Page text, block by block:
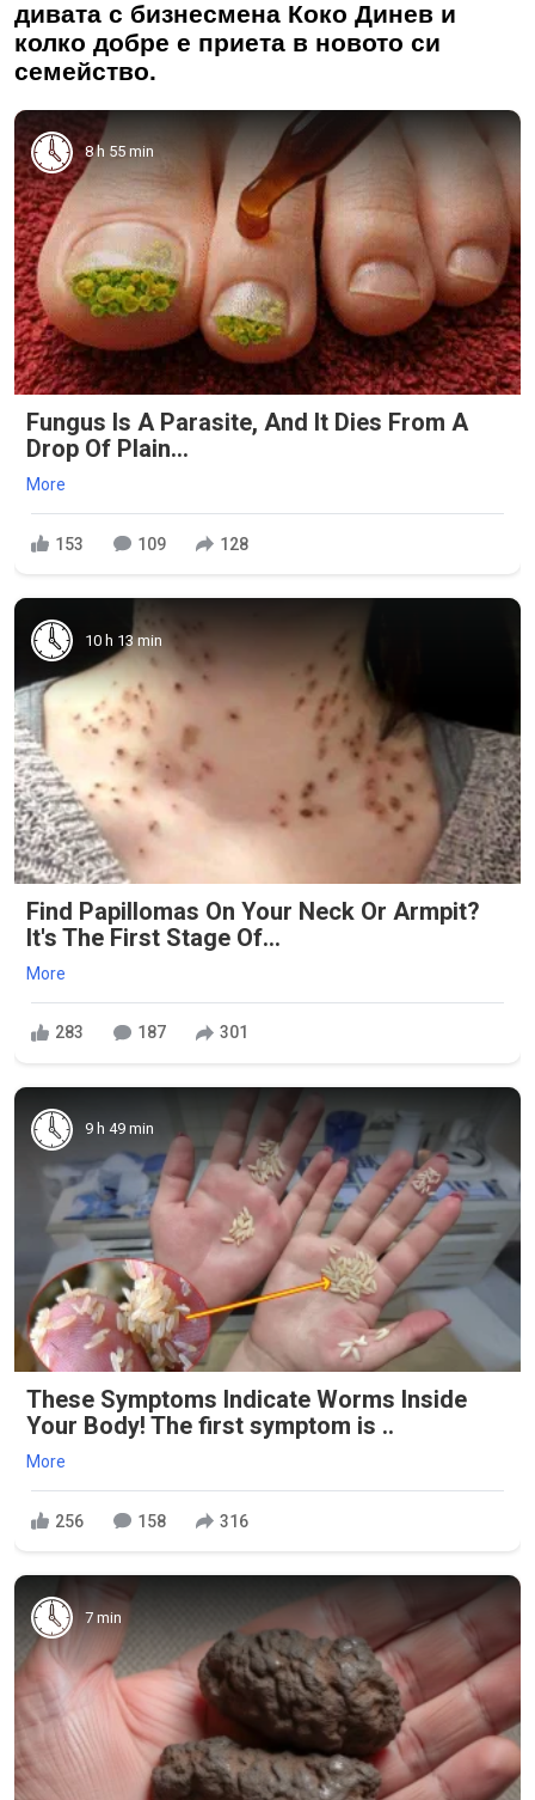
дивата с бизнесмена Коко Динев и
колко добре е приета в новото си
семейство.
8 h 55 min
Fungus Is A Parasite, And It Dies From A
Drop Of Plain...
More
153 109 128
10 h 13 min
Find Papillomas On Your Neck Or Armpit?
It's The First Stage Of...
More
283 187 301
9 h 49 min
These Symptoms Indicate Worms Inside
Your Body! The first symptom is ..
More
256 158 316
7 min